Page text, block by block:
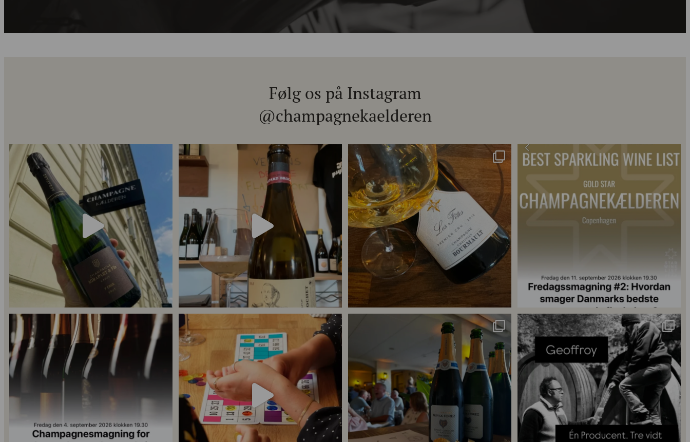
Følg os på Instagram
@champagnekaelderen
Kun 8 billetter tilbage til vores fredagssmagning
54 2
Mød Gaspard Brochet 333.F Brut Nature: den du skal
1
Christian Bourmalt, Les Fetes 2018 🍾
4
Fredagssmagningerne lever – og de næste er lige...
Er du helt ny indenfor champagne, og gerne vil ...
14
Kan man få for meget champagne? Nææææ… Kan man
5
Tusind tak til @minglr_netvaerk_for_singler for at...
0
René Geoffroy er en af Champagnes ældste...
21 1